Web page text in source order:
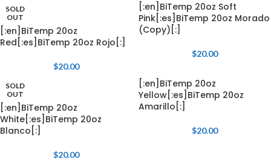
SOLD
OUT
[:en]BiTemp 20oz
Red[:es]BiTemp 20oz Rojo[:]
$20.00
[:en]BiTemp 20oz Soft
Pink[:es]BiTemp 20oz Morado
(Copy)[:]
$20.00
SOLD
OUT
[:en]BiTemp 20oz
White[:es]BiTemp 20oz
Blanco[:]
$20.00
[:en]BiTemp 20oz
Yellow[:es]BiTemp 20oz
Amarillo[:]
$20.00